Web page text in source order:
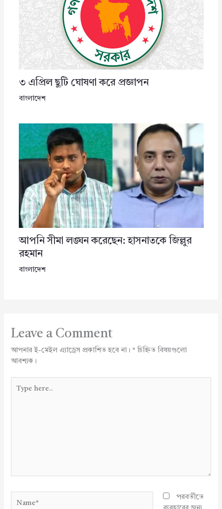
৩ এপ্রিল ছুটি ঘোষণা করে প্রজ্ঞাপন
বাংলাদেশ
আপনি সীমা লঙ্ঘন করেছেন: হাসনাতকে জিল্লুর
রহমান
বাংলাদেশ
Leave a Comment
আপনার ই-মেইল এ্যাড্রেস প্রকাশিত হবে না। *চিহ্নিত বিষয়গুলো
আবশ্যক।
here..
পরবর্তীতে